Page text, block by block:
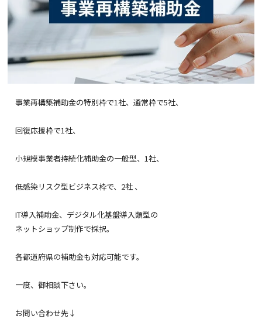
事業再構築補助金の特別枠で1社、通常枠で5社、
回復応援枠で1社、
小規模事業者持続化補助金の一般型、1社、
低感染リスク型ビジネス枠で、2社 、
IT導入補助金、デジタル化基盤導入類型の
ネットショップ制作で採択。
各都道府県の補助金も対応可能です。
一度、御相談下さい。
お問い合わせ先↓